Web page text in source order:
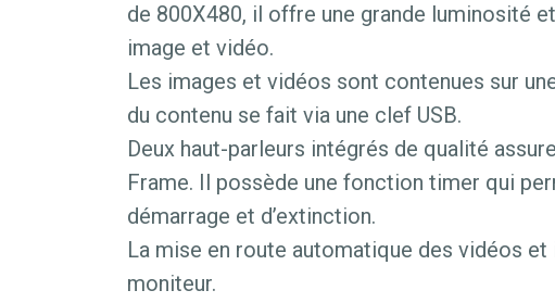
de 800X480, il offre une grande luminosité
image et vidéo.
Les images et vidéos sont contenues sur
du contenu se fait via une clef USB.
Deux haut-parleurs intégrés de qualité
Frame. Il possède une fonction timer qui
démarrage et d’extinction.
La mise en route automatique des vidéos et
moniteur.